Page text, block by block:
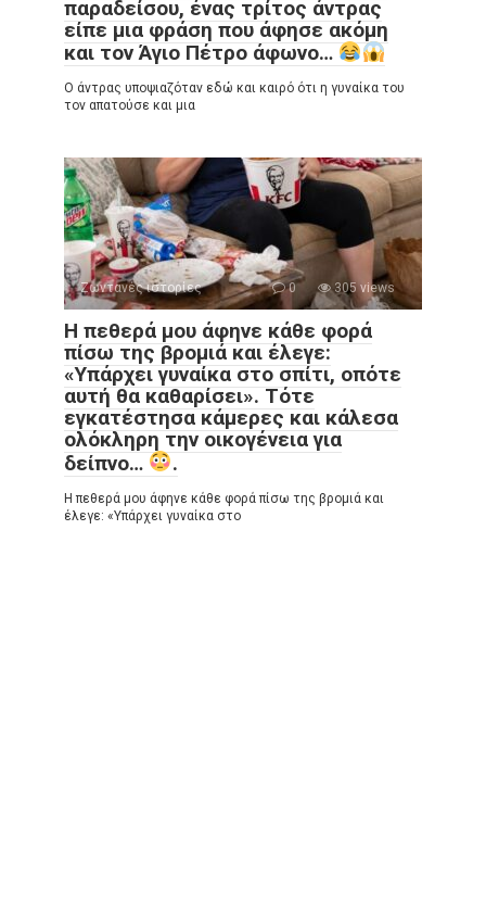
παραδείσου, ένας τρίτος άντρας
είπε μια φράση που άφησε ακόμη
και τον Άγιο Πέτρο άφωνο…
Ο άντρας υποψιαζόταν εδώ και καιρό ότι η γυναίκα του
τον απατούσε και μια
Ζωντανές ιστορίες 0 305 views
Η πεθερά μου άφηνε κάθε φορά
πίσω της βρομιά και έλεγε:
«Υπάρχει γυναίκα στο σπίτι, οπότε
αυτή θα καθαρίσει». Τότε
εγκατέστησα κάμερες και κάλεσα
ολόκληρη την οικογένεια για
δείπνο…
.
Η πεθερά μου άφηνε κάθε φορά πίσω της βρομιά και
έλεγε: «Υπάρχει γυναίκα στο